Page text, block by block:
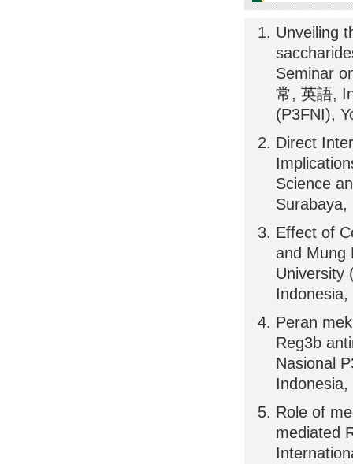
Unveiling
Seminar
常, 英語,
(P3FNI),
Direct
Science
Surabaya,
Effect of
and Mung
University
Indonesia,
Peran
Reg3b
Nasional
Indonesia,
Role of
mediated